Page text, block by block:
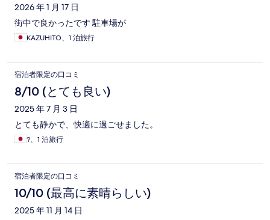
2026 年 1 月 17 日
街中で良かったです 駐車場が
KAZUHITO、1 泊旅行
宿泊者限定の口コミ
8/10 (とても良い)
2025 年 7 月 3 日
とても静かで、快適に過ごせました。
?、1 泊旅行
宿泊者限定の口コミ
10/10 (最高に素晴らしい)
2025 年 11 月 14 日